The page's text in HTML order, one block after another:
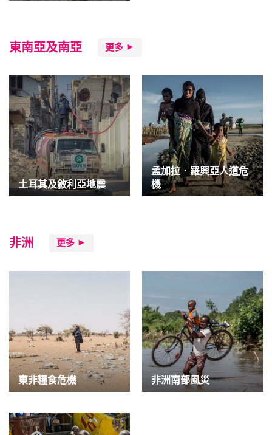
東南亞及南亞 更多
土耳其及敘利亞地震
孟加拉．羅興亞人道危
機
非洲 更多
東非糧食危機 非洲南部風災